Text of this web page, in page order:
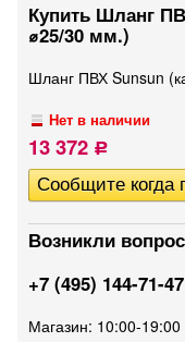
Купить Шланг
⌀25/30 мм.)
Шланг ПВХ Sunsun
Нет в наличии
13 372 Р
Возникли
+7 (495) 144-71-47
Магазин: 10:00-